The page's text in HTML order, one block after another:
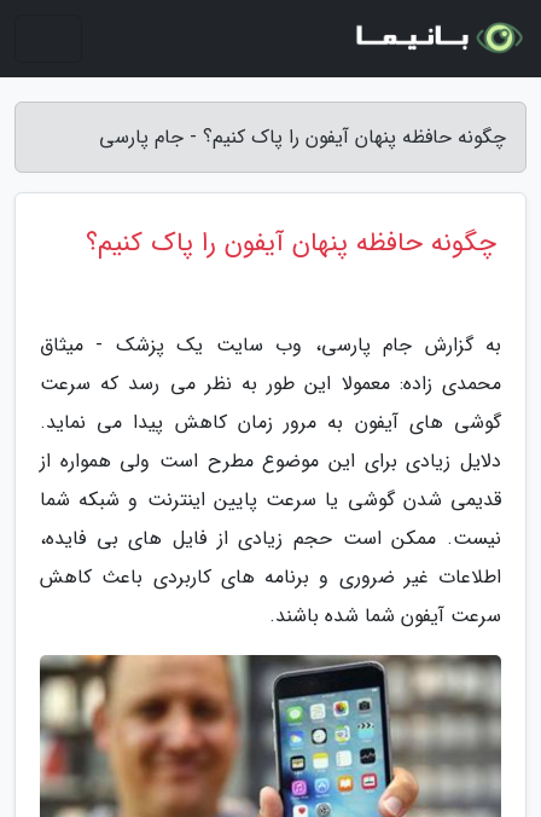
چگونه حافظه پنهان آیفون را پاک کنیم؟ - جام پارسی
چگونه حافظه پنهان آیفون را پاک کنیم؟
به گزارش جام پارسی، وب سایت یک پزشک - میثاق
محمدی زاده: معمولا این طور به نظر می رسد که سرعت
گوشی های آیفون به مرور زمان کاهش پیدا می نماید.
دلایل زیادی برای این موضوع مطرح است ولی همواره از
قدیمی شدن گوشی یا سرعت پایین اینترنت و شبکه شما
نیست. ممکن است حجم زیادی از فایل های بی فایده،
اطلاعات غیر ضروری و برنامه های کاربردی باعث کاهش
سرعت آیفون شما شده باشند.